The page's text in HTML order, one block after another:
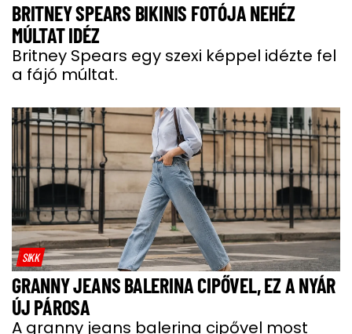
BRITNEY SPEARS BIKINIS FOTÓJA NEHÉZ
MÚLTAT IDÉZ
Britney Spears egy szexi képpel idézte fel
a fájó múltat.
SIKK
GRANNY JEANS BALERINA CIPŐVEL, EZ A NYÁR
ÚJ PÁROSA
A granny jeans balerina cipővel most